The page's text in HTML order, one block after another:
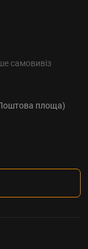
самовивіз
площа)